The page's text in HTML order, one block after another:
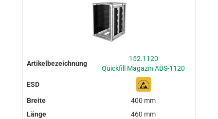
152.1120
Quickfill Magazin ABS-1120
400 mm
460 mm